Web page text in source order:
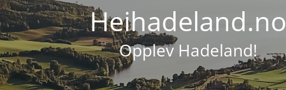
Heihadeland.no
Opplev Hadeland!